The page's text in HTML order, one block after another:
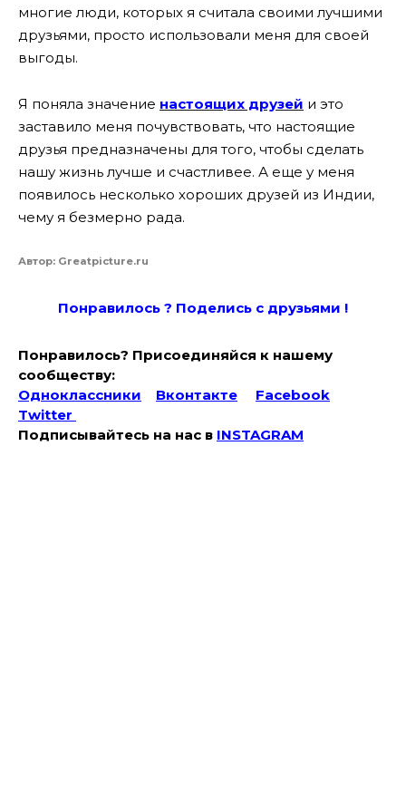
многие люди, которых я считала своими лучшими
друзьями, просто использовали меня для своей
выгоды.
Я поняла значение настоящих друзей и это
заставило меня почувствовать, что настоящие
друзья предназначены для того, чтобы сделать
нашу жизнь лучше и счастливее. А еще у меня
появилось несколько хороших друзей из Индии,
чему я безмерно рада.
Автор: Greatpicture.ru
Понравилось ? Поделись с друзьями !
Понравилось? Присоединяйся к нашему
сообществу:
Одноклассники
Вконтакте
Facebook
Twitter
Подписывайтесь на наc в INSTAGRAM